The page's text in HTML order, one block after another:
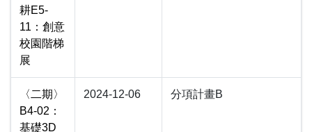
耕E5-
11：創意
校園階梯
展
〈二期〉
B4-02：
基礎3D
2024-12-06 分項計畫B